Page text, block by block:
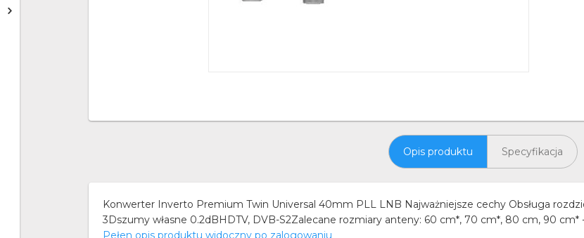
Opis produktu Specyfikacja
Konwerter Inverto Premium Twin Universal 40mm PLL LNB Najważniejsze cechy Obsługa
3Dszumy własne 0.2dBHDTV, DVB-S2Zalecane rozmiary anteny: 60 cm*, 70 cm*, 80 cm, 90
Pełen opis produktu widoczny po zalogowaniu